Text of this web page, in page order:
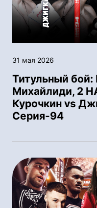
31 мая 2026
Титульный бой:
Михайлиди, 2
Курочкин vs
Серия-94